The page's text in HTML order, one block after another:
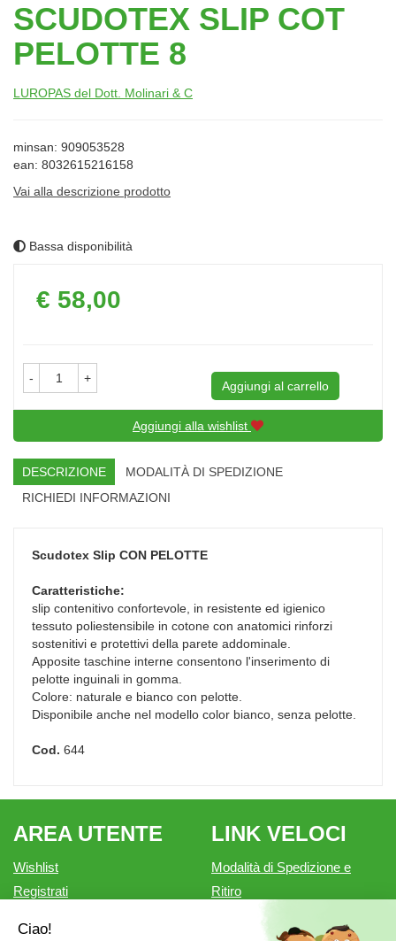
SCUDOTEX SLIP COT
PELOTTE 8
LUROPAS del Dott. Molinari & C
minsan: 909053528
ean: 8032615216158
Vai alla descrizione prodotto
Bassa disponibilità
Prezzo
€ 58,00
- +
Aggiungi al carrello
Aggiungi alla wishlist
DESCRIZIONE
MODALITÀ DI SPEDIZIONE
RICHIEDI INFORMAZIONI
Scudotex Slip CON PELOTTE
Caratteristiche:
slip contenitivo confortevole, in resistente ed igienico
tessuto poliestensibile in cotone con anatomici rinforzi
sostenitivi e protettivi della parete addominale.
Apposite taschine interne consentono l'inserimento di
pelotte inguinali in gomma.
Colore: naturale e bianco con pelotte.
Disponibile anche nel modello color bianco, senza pelotte.
Cod. 644
AREA UTENTE
Wishlist
Registrati
LINK VELOCI
Modalità di Spedizione e
Ritiro